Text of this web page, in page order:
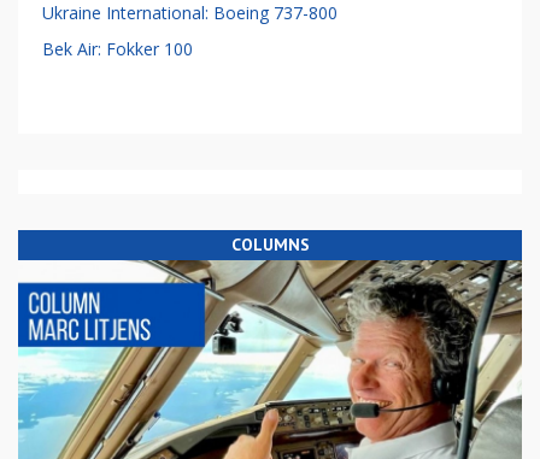
Ukraine International: Boeing 737-800
Bek Air: Fokker 100
COLUMNS